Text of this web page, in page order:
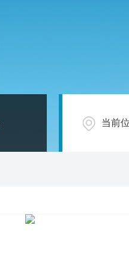
当前